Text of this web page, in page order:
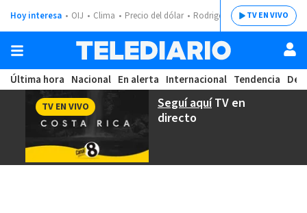
Hoy interesa OIJ Clima Precio del dólar Rodrigo ChavesTV EN VIVO
Última hora Nacional En alerta Internacional Tendencia
Seguí aquíTV en
directo
TV EN VIVO